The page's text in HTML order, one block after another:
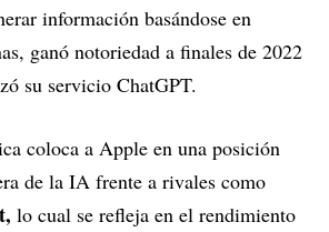
información basándose en
ganó notoriedad a finales de 2022
su servicio ChatGPT.
coloca a Apple en una posición
de la IA frente a rivales como
lo cual se refleja en el rendimiento